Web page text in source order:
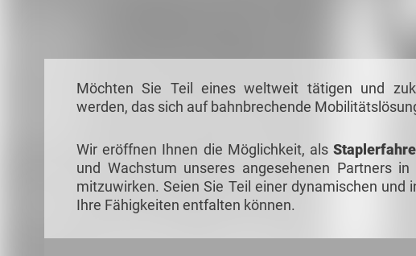
Möchten Sie Teil eines weltweit tätigen und
werden, das sich auf bahnbrechende
Wir eröffnen Ihnen die Möglichkeit, als
und Wachstum unseres angesehenen Partners
mitzuwirken. Seien Sie Teil einer dynamischen und
Ihre Fähigkeiten entfalten können.